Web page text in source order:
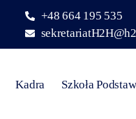
+48 664 195 535
Kadra Szkoła